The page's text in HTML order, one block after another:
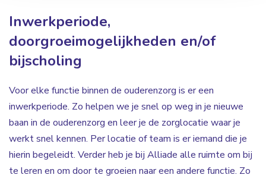
Inwerkperiode,
doorgroeimogelijkheden en/of
bijscholing
Voor elke functie binnen de ouderenzorg is er een
inwerkperiode. Zo helpen we je snel op weg in je nieuwe
baan in de ouderenzorg en leer je de zorglocatie waar je
werkt snel kennen. Per locatie of team is er iemand die je
hierin begeleidt. Verder heb je bij Alliade alle ruimte om bij
te leren en om door te groeien naar een andere functie. Zo